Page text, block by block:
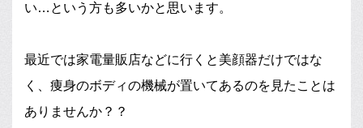
い…という方も多いかと思います。
最近では家電量販店などに行くと美顔器だけではな
く、痩身のボディの機械が置いてあるのを見たことは
ありませんか？？